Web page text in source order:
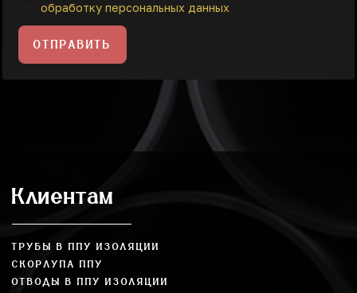
обработку персональных данных
ОТПРАВИТЬ
Клиентам
ТРУБЫ В ППУ ИЗОЛЯЦИИ
СКОРЛУПА ППУ
ОТВОДЫ В ППУ ИЗОЛЯЦИИ